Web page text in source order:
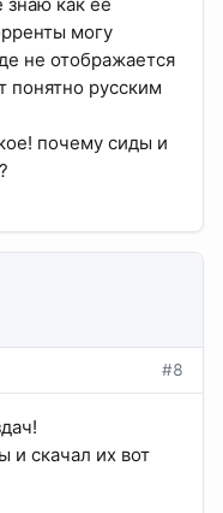
могу
не отображается
понятно русским
почему сиды и
#8
и скачал их вот